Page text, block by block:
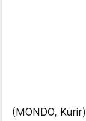
(MONDO, Kurir)